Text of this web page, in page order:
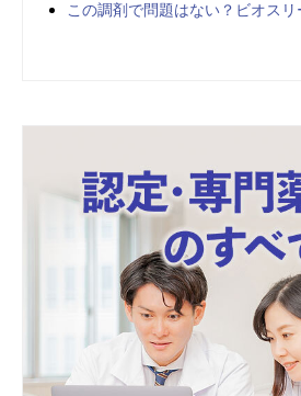
この調剤で問題はない？ビオスリ